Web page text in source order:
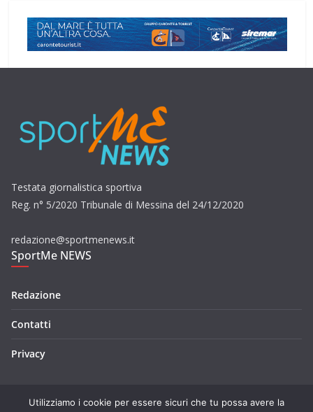
Testata giornalistica sportiva
Reg. n° 5/2020 Tribunale di Messina del 24/12/2020
redazione@sportmenews.it
SportMe NEWS
Redazione
Contatti
Privacy
Utilizziamo i cookie per essere sicuri che tu possa avere la